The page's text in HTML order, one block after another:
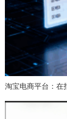
淘宝电商平台：在